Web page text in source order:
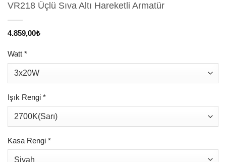
VR218 Üçlü Sıva Altı Hareketli Armatür
4.859,00₺
Watt *
Işık Rengi *
Kasa Rengi *